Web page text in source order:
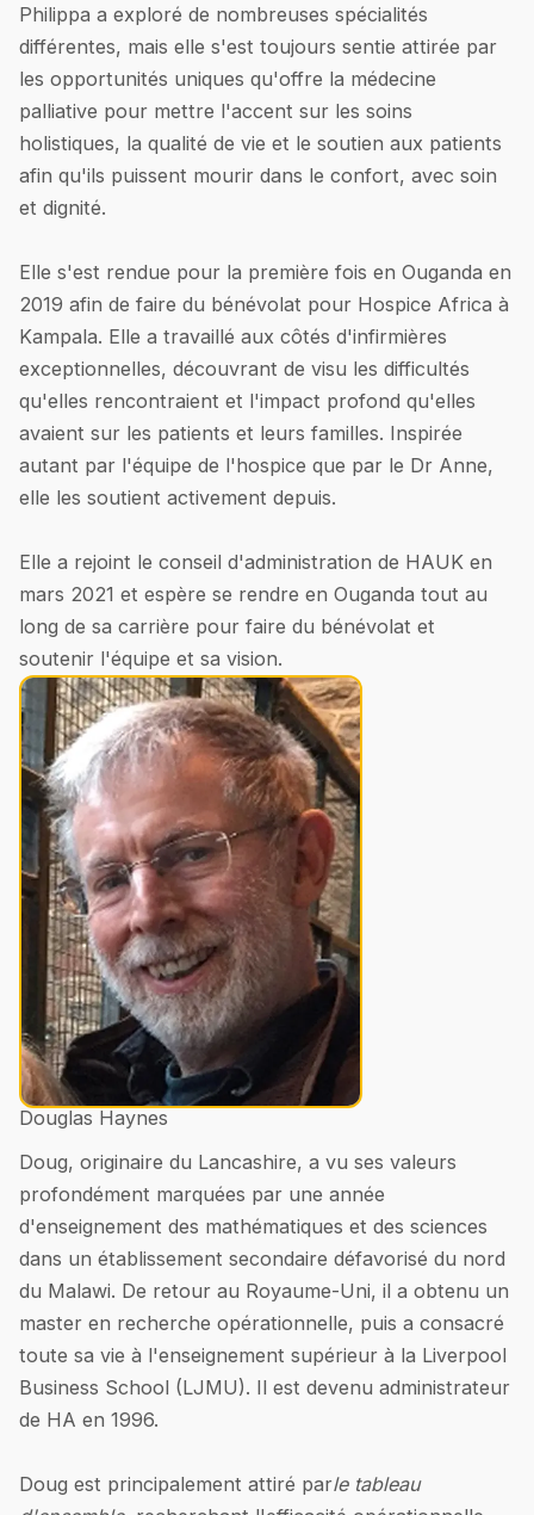
Philippa a exploré de nombreuses spécialités
différentes, mais elle s'est toujours sentie attirée par
les opportunités uniques qu'offre la médecine
palliative pour mettre l'accent sur les soins
holistiques, la qualité de vie et le soutien aux patients
afin qu'ils puissent mourir dans le confort, avec soin
et dignité.
Elle s'est rendue pour la première fois en Ouganda en
2019 afin de faire du bénévolat pour Hospice Africa à
Kampala. Elle a travaillé aux côtés d'infirmières
exceptionnelles, découvrant de visu les difficultés
qu'elles rencontraient et l'impact profond qu'elles
avaient sur les patients et leurs familles. Inspirée
autant par l'équipe de l'hospice que par le Dr Anne,
elle les soutient activement depuis.
Elle a rejoint le conseil d'administration de HAUK en
mars 2021 et espère se rendre en Ouganda tout au
long de sa carrière pour faire du bénévolat et
soutenir l'équipe et sa vision.
Douglas Haynes
Doug, originaire du Lancashire, a vu ses valeurs
profondément marquées par une année
d'enseignement des mathématiques et des sciences
dans un établissement secondaire défavorisé du nord
du Malawi. De retour au Royaume-Uni, il a obtenu un
master en recherche opérationnelle, puis a consacré
toute sa vie à l'enseignement supérieur à la Liverpool
Business School (LJMU). Il est devenu administrateur
de HA en 1996.
Doug est principalement attiré parle tableau